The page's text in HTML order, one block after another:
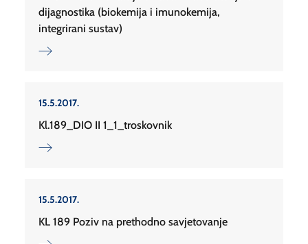
dijagnostika (biokemija i imunokemija,
integrirani sustav)
15.5.2017.
Kl.189_DIO II 1_1_troskovnik
15.5.2017.
KL 189 Poziv na prethodno savjetovanje